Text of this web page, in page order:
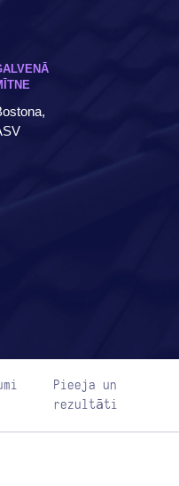
Pieeja un
rezultāti